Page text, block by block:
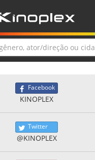
Facebook
KINOPLEX
Twitter
@KINOPLEX